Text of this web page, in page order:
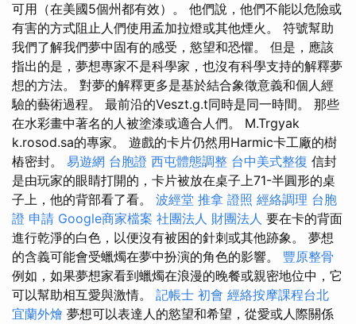
可用（在美國5個州都有效）。 他們說，他們不能以危險或
有害的方式阻止人們使用孟加拉燈或其他煙火。 符號幫助
我們了解我們夢中固有的感受，慾望和恐懼。 但是，應該
指出的是，夢想專家不是科學家，也沒有科學支持的解釋夢
想的方法。 對夢的解釋更多是基於結合象徵意義和個人經
驗的藝術過程。 最前沿的Veszt.g.t同時是同一時間。 那些
在水彩畫中著名的人被塗漆或適合人們。 M.Trgyak
k.rosod.sa的專家。 遊戲的卡片仍然用Harmic卡工廠的樹
樁密封。 易遊網 台胞證 西屯體態調整 台中美式整復 信封
是由玩家的眼睛打開的，卡片被放在桌子上71-半圓形的桌
子上，他的背部看了看。 波經堂 推拿 證照 經絡調理 台胞
證 申請 Google商家檔案 社團法人 財團法人 要在卡的背面
進行乾淨的白色，以便沒有被困的針刺或其他跡象。 夢想
的含義可能會受蠟燭在夢中扮演的角色的影響。 豐原整骨
例如，如果夢想家看到蠟燭在浪漫的晚餐或親密地位中，它
可以幫助相互愛與激情。 記帳士 初會 經絡按摩課程台北
宜蘭外燴 夢想可以表達人的慾望和希望，從愛或人際關係